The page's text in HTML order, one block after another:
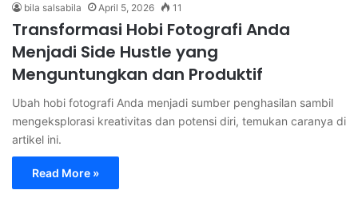
bila salsabila April 5, 2026 11
Transformasi Hobi Fotografi Anda
Menjadi Side Hustle yang
Menguntungkan dan Produktif
Ubah hobi fotografi Anda menjadi sumber penghasilan sambil
mengeksplorasi kreativitas dan potensi diri, temukan caranya di
artikel ini.
Read More »